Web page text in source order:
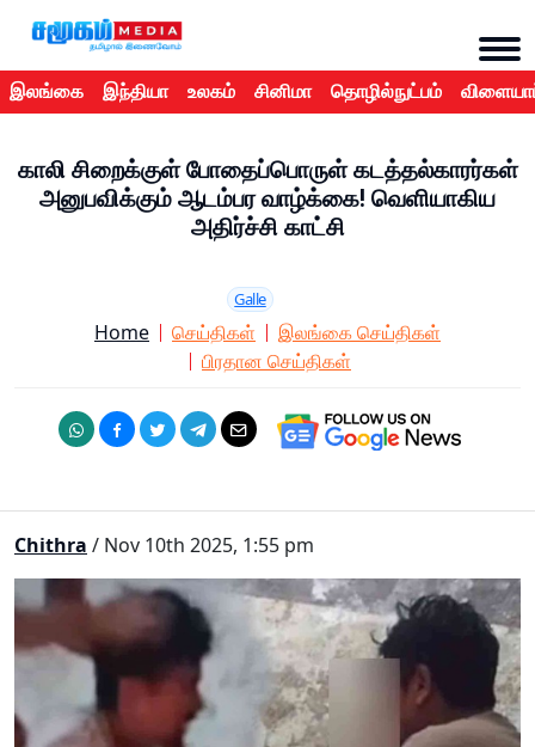
இலங்கை இந்தியா உலகம் சினிமா தொழில்நுட்பம்
காலி சிறைக்குள் போதைப்பொருள் கடத்தல்காரர்கள்
அனுபவிக்கும் ஆடம்பர வாழ்க்கை! வெளியாகிய
அதிர்ச்சி காட்சி
Galle
Home செய்திகள்
இலங்கை செய்திகள்
பிரதான செய்திகள்
Chithra / Nov 10th 2025, 1:55 pm